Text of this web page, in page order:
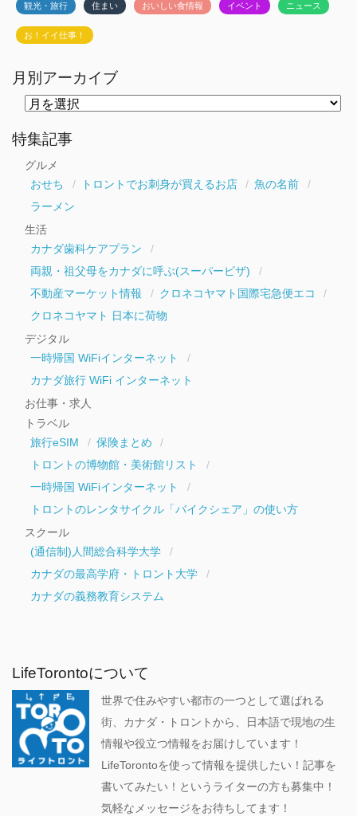
観光・旅行 住まい おいしい食情報 イベント ニュース
お！イイ仕事！
月別アーカイブ
ー
カ
特集記事
グルメ
おせち
トロントでお刺身が買えるお店
魚の名前
ラーメン
生活
カナダ歯科ケアプラン
両親・祖父母をカナダに呼ぶ(スーパービザ)
不動産マーケット情報
クロネコヤマト国際宅急便エコ
クロネコヤマト 日本に荷物
デジタル
一時帰国 WiFiインターネット
カナダ旅行 WiFi インターネット
お仕事・求人
トラベル
旅行eSIM
保険まとめ
トロントの博物館・美術館リスト
一時帰国 WiFiインターネット
トロントのレンタサイクル「バイクシェア」の使い方
スクール
(通信制)人間総合科学大学
カナダの最高学府・トロント大学
カナダの義務教育システム
LifeTorontoについて
世界で住みやすい都市の一つとして選ばれる
街、カナダ・トロントから、日本語で現地の生
情報や役立つ情報をお届けしています！
LifeTorontoを使って情報を提供したい！記事を
書いてみたい！というライターの方も募集中！
気軽なメッセージをお待ちしてます！